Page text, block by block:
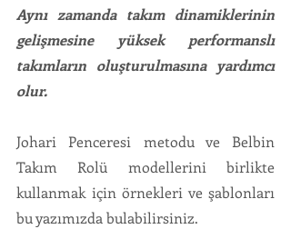
Aynı zamanda takım dinamiklerinin
gelişmesine yüksek performanslı
takımların oluşturulmasına yardımcı
olur.
Johari Penceresi metodu ve Belbin
Takım Rolü modellerini birlikte
kullanmak için örnekleri ve şablonları
bu yazımızda bulabilirsiniz.